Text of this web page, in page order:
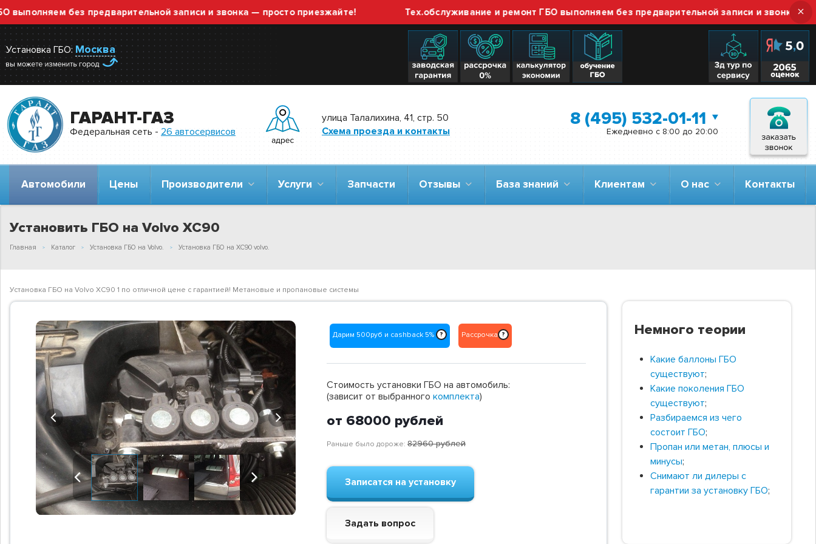
без предварительной записи и звонка — просто приезжайте! Тех.обслуживание и ремонт ГБО выполняем без предварительной записи и звонка — ×
Установка ГБО: Москва
ГАРАНТ-ГАЗ
Федеральная сеть - 26 автосервисов
улица Талалихина, 41, стр. 50
Схема проезда и контакты
8 (495) 532-01-11
Ежедневно с 8:00 до 20:00
Автомобили Цены Производители Услуги Запчасти Отзывы База знаний Клиентам О нас Контакты
Установить ГБО на Volvo XC90
Главная Каталог Установка ГБО на Volvo. Установка ГБО на XC90 volvo.
Установка ГБО на Volvo XC90 1 по отличной цене с гарантией! Метановые и пропановые системы
Previous Next
Previous Next
Дарим 500руб и cashback 5% ? Рассрочка ?
Стоимость установки ГБО на автомобиль:
(зависит от выбранного комплекта)
от 68000 рублей
Раньше было дороже: 82960рублей
Записатся на установку
Задать вопрос
Немного теории
Какие баллоны ГБО
существуют;
Какие поколения ГБО
существуют;
Разбираемся из чего
состоит ГБО;
Пропан или метан, плюсы и
минусы;
Снимают ли дилеры с
гарантии за установку ГБО;